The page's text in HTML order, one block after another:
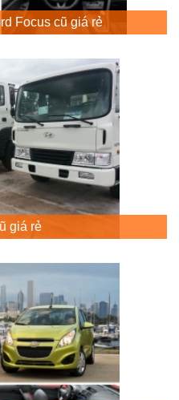
Focus cũ giá rẻ
giá rẻ